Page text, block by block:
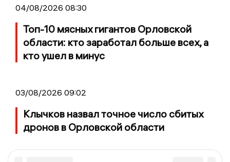
04/08/2026 08:30
Топ-10 мясных гигантов Орловской
области: кто заработал больше всех, а
кто ушел в минус
03/08/2026 09:02
Клычков назвал точное число сбитых
дронов в Орловской области